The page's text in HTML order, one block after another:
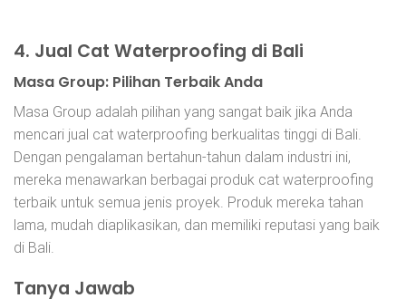
4. Jual Cat Waterproofing di Bali
Masa Group: Pilihan Terbaik Anda
Masa Group adalah pilihan yang sangat baik jika Anda
mencari jual cat waterproofing berkualitas tinggi di Bali.
Dengan pengalaman bertahun-tahun dalam industri ini,
mereka menawarkan berbagai produk cat waterproofing
terbaik untuk semua jenis proyek. Produk mereka tahan
lama, mudah diaplikasikan, dan memiliki reputasi yang baik
di Bali.
Tanya Jawab